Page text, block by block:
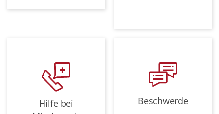
Hilfe bei
Beschwerde